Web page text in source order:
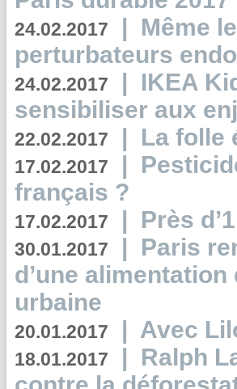
24.02.2017 | Même
perturbateurs
24.02.2017 | IKEA
sensibiliser aux
22.02.2017 | La folle
17.02.2017 |
français ?
17.02.2017 | Près
30.01.2017 | Paris
d’une
urbaine
20.01.2017 | Avec
18.01.2017 | Ralph